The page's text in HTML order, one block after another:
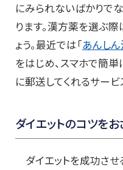
にみられないばかりで
ります。漢方薬を選ぶ
ょう。最近では「あんしん
をはじめ、スマホで簡
に郵送してくれるサービ
ダイエットのコツをお
ダイエットを成功させ